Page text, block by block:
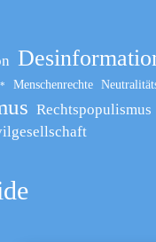
Menschenrechte
Rechtspopulismus